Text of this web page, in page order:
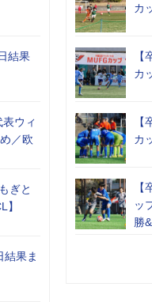
結果
ウィ
／欧
ぎと
】
結果ま
カ
カ
カ
ッ
勝